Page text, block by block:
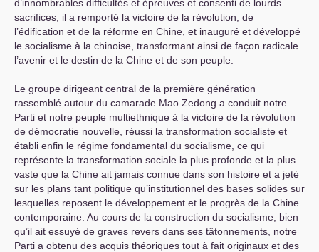
d’innombrables difficultés et épreuves et consenti de lourds
sacrifices, il a remporté la victoire de la révolution, de
l’édification et de la réforme en Chine, et inauguré et développé
le socialisme à la chinoise, transformant ainsi de façon radicale
l’avenir et le destin de la Chine et de son peuple.
Le groupe dirigeant central de la première génération
rassemblé autour du camarade Mao Zedong a conduit notre
Parti et notre peuple multiethnique à la victoire de la révolution
de démocratie nouvelle, réussi la transformation socialiste et
établi enfin le régime fondamental du socialisme, ce qui
représente la transformation sociale la plus profonde et la plus
vaste que la Chine ait jamais connue dans son histoire et a jeté
sur les plans tant politique qu’institutionnel des bases solides sur
lesquelles reposent le développement et le progrès de la Chine
contemporaine. Au cours de la construction du socialisme, bien
qu’il ait essuyé de graves revers dans ses tâtonnements, notre
Parti a obtenu des acquis théoriques tout à fait originaux et des